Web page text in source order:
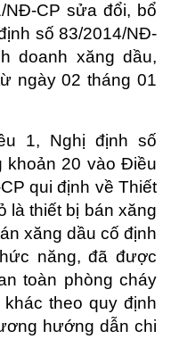
NĐ-CP sửa đổi, bổ
số 83/2014/NĐ-
doanh xăng dầu,
ngày 02 tháng 01
1, Nghị định số
khoản 20 vào Điều
qui định về Thiết
là thiết bị bán xăng
xăng dầu cố định
năng, đã được
toàn phòng cháy
theo quy định
hướng dẫn chi